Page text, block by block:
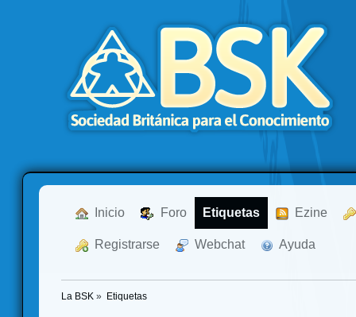
Inicio Foro Etiquetas Ezine
Registrarse Webchat Ayuda
La BSK » Etiquetas